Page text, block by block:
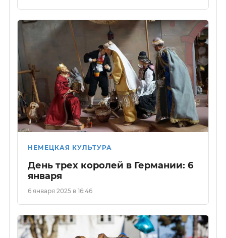
НЕМЕЦКАЯ КУЛЬТУРА
День трех королей в Германии: 6
января
6 января 2025 в 16:46